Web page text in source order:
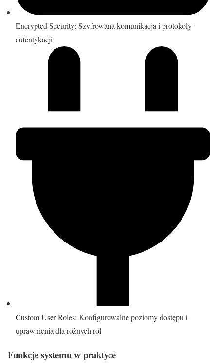
Encrypted Security: Szyfrowana komunikacja i protokoły
autentykacji
Custom User Roles: Konfigurowalne poziomy dostępu i
uprawnienia dla różnych ról
Funkcje systemu w praktyce